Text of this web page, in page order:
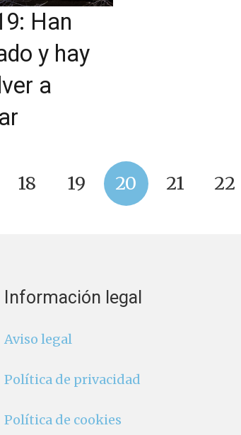
Han
y hay
a
18 19 20 21 22
Información legal
Aviso legal
Política de privacidad
Política de cookies